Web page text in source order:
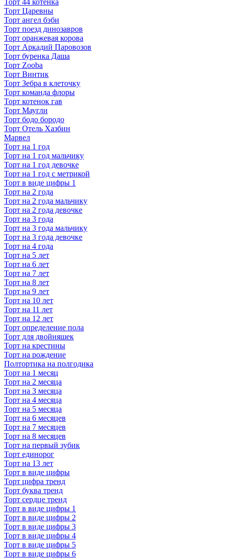
Торт 44 котенка
Торт Царевны
Торт ангел бэби
Торт поезд динозавров
Торт оранжевая корова
Торт Аркадий Паровозов
Торт буренка Даша
Торт Zooba
Торт Винтик
Торт Зебра в клеточку
Торт команда флоры
Торт котенок гав
Торт Маугли
Торт бодо бородо
Торт Отель Хазбин
Марвел
Торт на 1 год
Торт на 1 год мальчику
Торт на 1 год девочке
Торт на 1 год с метрикой
Торт в виде цифры 1
Торт на 2 года
Торт на 2 года мальчику
Торт на 2 года девочке
Торт на 3 года
Торт на 3 года мальчику
Торт на 3 года девочке
Торт на 4 года
Торт на 5 лет
Торт на 6 лет
Торт на 7 лет
Торт на 8 лет
Торт на 9 лет
Торт на 10 лет
Торт на 11 лет
Торт на 12 лет
Торт определение пола
Торт для двойняшек
Торт на крестины
Торт на рождение
Полтортика на полгодика
Торт на 1 месяц
Торт на 2 месяца
Торт на 3 месяца
Торт на 4 месяца
Торт на 5 месяца
Торт на 6 месяцев
Торт на 7 месяцев
Торт на 8 месяцев
Торт на первый зубик
Торт единорог
Торт на 13 лет
Торт в виде цифры
Торт цифра тренд
Торт буква тренд
Торт сердце тренд
Торт в виде цифры 1
Торт в виде цифры 2
Торт в виде цифры 3
Торт в виде цифры 4
Торт в виде цифры 5
Торт в виде цифры 6